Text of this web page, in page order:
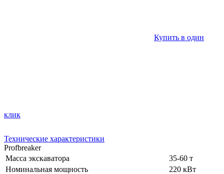
Купить в один
клик
Технические характеристики
Profbreaker
Масса экскаватора
35-60 т
Номинальная мощность
220 кВт